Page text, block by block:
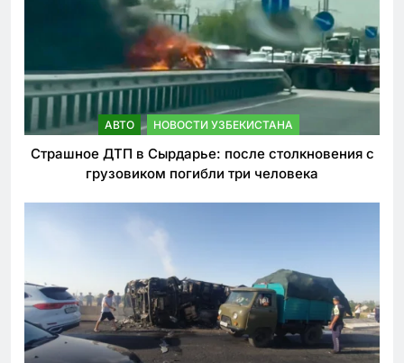
АВТО НОВОСТИ УЗБЕКИСТАНА
Страшное ДТП в Сырдарье: после столкновения с
грузовиком погибли три человека